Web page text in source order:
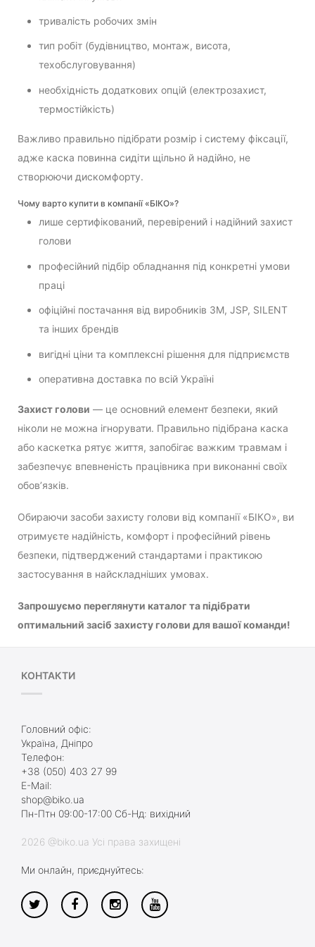
тривалість робочих змін
тип робіт (будівництво, монтаж, висота,
техобслуговування)
необхідність додаткових опцій (електрозахист,
термостійкість)
Важливо правильно підібрати розмір і систему фіксації,
адже каска повинна сидіти щільно й надійно, не
створюючи дискомфорту.
Чому варто купити в компанії «БІКО»?
лише сертифікований, перевірений і надійний захист
голови
професійний підбір обладнання під конкретні умови
праці
офіційні постачання від виробників 3M, JSP, SILENT
та інших брендів
вигідні ціни та комплексні рішення для підприємств
оперативна доставка по всій Україні
Захист голови — це основний елемент безпеки, який
ніколи не можна ігнорувати. Правильно підібрана каска
або каскетка рятує життя, запобігає важким травмам і
забезпечує впевненість працівника при виконанні своїх
обов’язків.
Обираючи засоби захисту голови від компанії «БІКО», ви
отримуєте надійність, комфорт і професійний рівень
безпеки, підтверджений стандартами і практикою
застосування в найскладніших умовах.
Запрошуємо переглянути каталог та підібрати
оптимальний засіб захисту голови для вашої команди!
КОНТАКТИ
Головний офіс:
Україна, Дніпро
Телефон:
+38 (050) 403 27 99
E-Mail:
shop@biko.ua
Пн-Птн 09:00-17:00 Сб-Нд: вихідний
2026 @biko.ua Усі права захищені
Ми онлайн, приєднуйтесь: